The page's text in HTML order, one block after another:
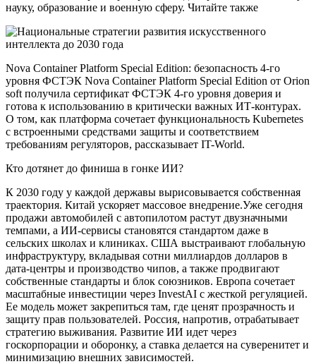
науку, образование и военную сферу. Читайте также
Nova Container Platform Special Edition: безопасность 4-го
уровня ФСТЭК Nova Container Platform Special Edition от Orion
soft получила сертификат ФСТЭК 4-го уровня доверия и
готова к использованию в критически важных ИТ-контурах.
О том, как платформа сочетает функциональность Kubernetes
с встроенными средствами защиты и соответствием
требованиям регуляторов, рассказывает IT-World.
Кто дотянет до финиша в гонке ИИ?
К 2030 году у каждой державы вырисовывается собственная
траектория. Китай ускоряет массовое внедрение.Уже сегодня
продажи автомобилей с автопилотом растут двузначными
темпами, а ИИ-сервисы становятся стандартом даже в
сельских школах и клиниках. США выстраивают глобальную
инфраструктуру, вкладывая сотни миллиардов долларов в
дата-центры и производство чипов, а также продвигают
собственные стандарты и блок союзников. Европа сочетает
масштабные инвестиции через InvestAI с жесткой регуляцией.
Ее модель может закрепиться там, где ценят прозрачность и
защиту прав пользователей. Россия, напротив, отрабатывает
стратегию выживания. Развитие ИИ идет через
госкорпорации и оборонку, а ставка делается на суверенитет и
минимизацию внешних зависимостей.